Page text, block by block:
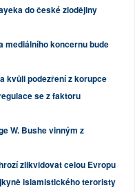
do české zlodějiny
mediálního koncernu bude
kvůli podezření z korupce
se z faktoru
W. Bushe vinným z
zlikvidovat celou Evropu
islamistického teroristy